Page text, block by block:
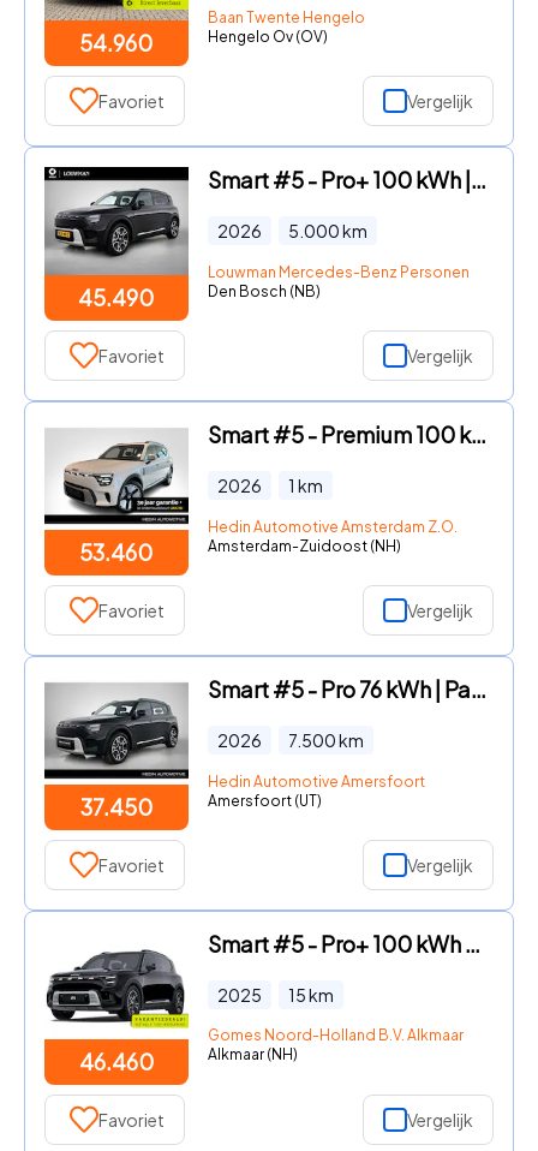
54.960
Baan Twente Hengelo
Hengelo Ov (OV)
Favoriet Vergelijk
45.490
Smart #5 - Pro+ 100 kWh | Sfeerverlichting (256 kleuren) | Memorypakket
2026 5.000km
Louwman Mercedes-Benz Personenwagens
Den Bosch (NB)
Favoriet Vergelijk
53.460
Smart #5 - Premium 100 kWh | *Bijtelling vanaf € 320, - per maand!* | S
2026 1 km
Hedin Automotive Amsterdam Z.O.
Amsterdam-Zuidoost (NH)
Favoriet Vergelijk
37.450
Smart #5 - Pro 76 kWh | Panoramadak | Adaptieve Cruise Control | CyberS
2026 7.500km
Hedin Automotive Amersfoort
Amersfoort (UT)
Favoriet Vergelijk
46.460
Smart #5 - Pro+ 100 kWh VAKANTIE DEALS! | Van €53.460, - voor € 46.460,
2025 15km
Gomes Noord-Holland B.V. Alkmaar
Alkmaar (NH)
Favoriet Vergelijk